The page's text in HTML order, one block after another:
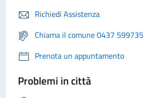
Richiedi Assistenza
Chiama il comune 0437 599735
Prenota un appuntamento
Problemi in città